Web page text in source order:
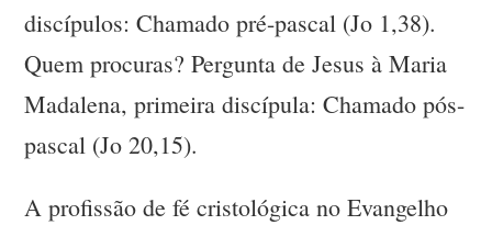
discípulos: Chamado pré-pascal (Jo 1,38).
Quem procuras? Pergunta de Jesus à Maria
Madalena, primeira discípula: Chamado pós-
pascal (Jo 20,15).
A profissão de fé cristológica no Evangelho